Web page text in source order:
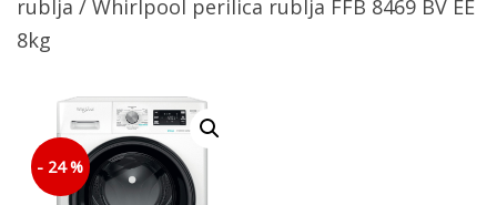
rublja / Whirlpool perilica rublja FFB 8469 BV EE
8kg
- 24 %